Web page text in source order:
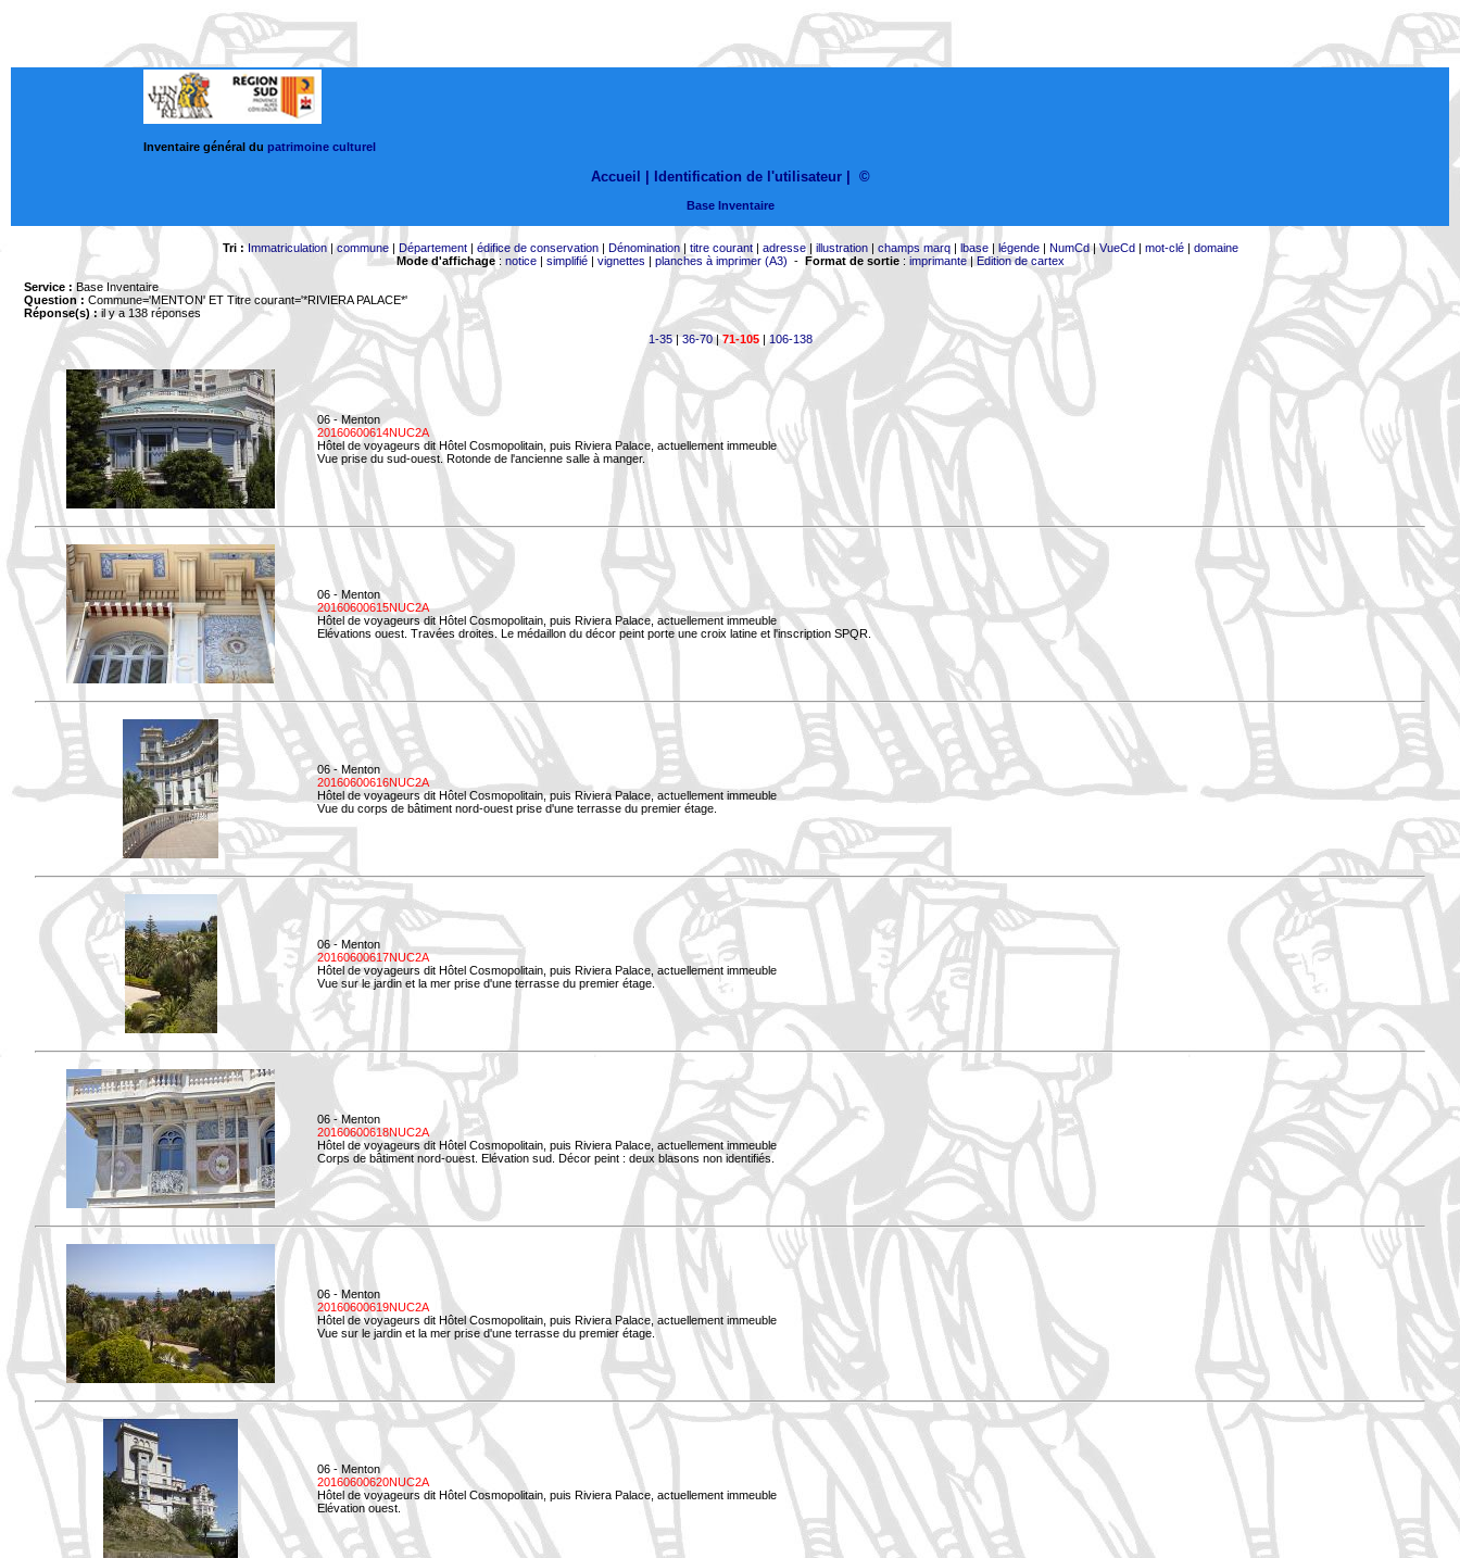
Inventaire général du patrimoine culturel
Accueil | Identification de l'utilisateur ©
Base Inventaire
Tri : Immatriculation|commune| Département| édifice de conservation| Dénomination| titre courant| adresse| illustration| champs marq| lbase| légende| NumCd|VueCd| mot-clé| domaine
Mode d'affichage: notice| simplifié| vignettes | planches à imprimer (A3) - Format de sortie: imprimante|Edition de cartex
Service : Base Inventaire
Question : Commune='MENTON' ET Titre courant='*RIVIERA PALACE*'
Réponse(s) :il y a 138 réponses
1-35|36-70|71-105| 106-138
06 - Menton
20160600614NUC2A
Hôtel de voyageurs dit Hôtel Cosmopolitain, puis Riviera Palace, actuellement immeuble
Vue prise du sud-ouest. Rotonde de l'ancienne salle à manger.
06 - Menton
20160600615NUC2A
Hôtel de voyageurs dit Hôtel Cosmopolitain, puis Riviera Palace, actuellement immeuble
Elévations ouest. Travées droites. Le médaillon du décor peint porte une croix latine et l'inscription SPQR.
06 - Menton
20160600616NUC2A
Hôtel de voyageurs dit Hôtel Cosmopolitain, puis Riviera Palace, actuellement immeuble
Vue du corps de bâtiment nord-ouest prise d'une terrasse du premier étage.
06 - Menton
20160600617NUC2A
Hôtel de voyageurs dit Hôtel Cosmopolitain, puis Riviera Palace, actuellement immeuble
Vue sur le jardin et la mer prise d'une terrasse du premier étage.
06 - Menton
20160600618NUC2A
Hôtel de voyageurs dit Hôtel Cosmopolitain, puis Riviera Palace, actuellement immeuble
Corps de bâtiment nord-ouest. Elévation sud. Décor peint : deux blasons non identifiés.
06 - Menton
20160600619NUC2A
Hôtel de voyageurs dit Hôtel Cosmopolitain, puis Riviera Palace, actuellement immeuble
Vue sur le jardin et la mer prise d'une terrasse du premier étage.
06 - Menton
20160600620NUC2A
Hôtel de voyageurs dit Hôtel Cosmopolitain, puis Riviera Palace, actuellement immeuble
Elévation ouest.